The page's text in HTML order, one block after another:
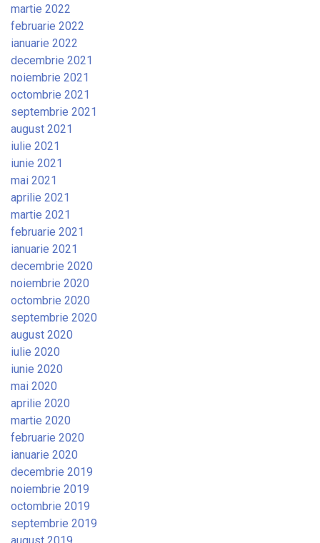
martie 2022
februarie 2022
ianuarie 2022
decembrie 2021
noiembrie 2021
octombrie 2021
septembrie 2021
august 2021
iulie 2021
iunie 2021
mai 2021
aprilie 2021
martie 2021
februarie 2021
ianuarie 2021
decembrie 2020
noiembrie 2020
octombrie 2020
septembrie 2020
august 2020
iulie 2020
iunie 2020
mai 2020
aprilie 2020
martie 2020
februarie 2020
ianuarie 2020
decembrie 2019
noiembrie 2019
octombrie 2019
septembrie 2019